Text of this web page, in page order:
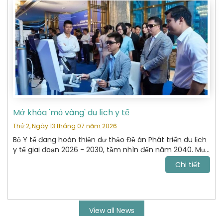
Mở khóa 'mỏ vàng' du lịch y tế
Thứ 2, Ngày 13 tháng 07 năm 2026
Bộ Y tế đang hoàn thiện dự thảo Đề án Phát triển du lịch
y tế giai đoạn 2026 - 2030, tầm nhìn đến năm 2040. Mục
tiêu tới năm 2030, VN trở thành điểm đến chăm sóc sức
khỏe uy tín, cạnh tranh trong khu vực Đông Nam Á và
Chi tiết
View all News